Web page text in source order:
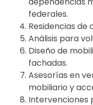
federales.
Residencias de
Análisis para
Diseño de
fachadas.
Asesorías en
mobiliario y
Intervenciones